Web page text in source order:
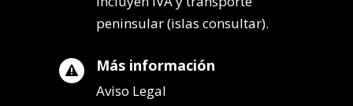
peninsular (islas consultar).
 Más información
Aviso Legal